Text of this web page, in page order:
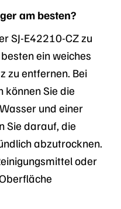
am besten?
SJ-E42210-CZ zu
ein weiches
zu entfernen. Bei
Sie die
und einer
Sie darauf, die
abzutrocknen.
oder